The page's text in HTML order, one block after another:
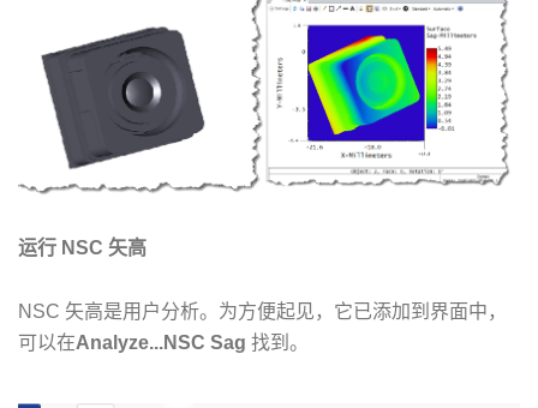
运行 NSC 矢高
NSC 矢高是用户分析。为方便起见，它已添加到界面中，
可以在Analyze...NSC Sag 找到。